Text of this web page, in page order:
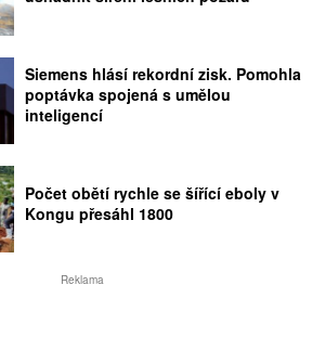
Siemens hlásí rekordní zisk. Pomohla
poptávka spojená s umělou
inteligencí
Počet obětí rychle se šířící eboly v
Kongu přesáhl 1800
Reklama